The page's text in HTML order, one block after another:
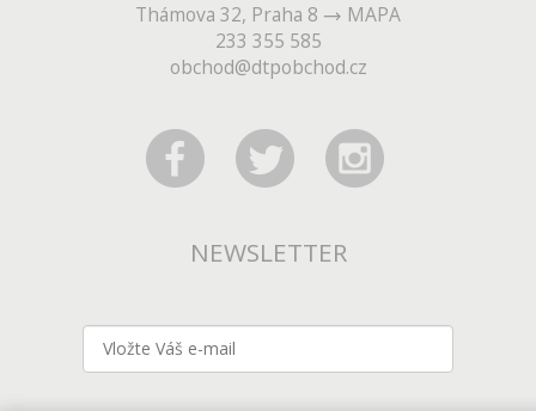
Thámova 32, Praha 8
MAPA
233 355 585
obchod@dtpobchod.cz
NEWSLETTER